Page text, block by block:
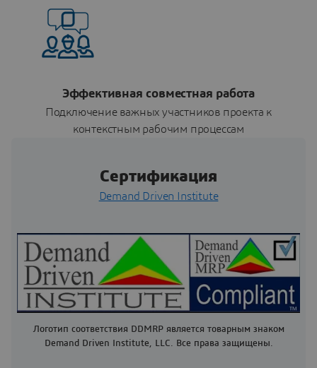
Эффективная совместная работа
Подключение важных участников проекта к
контекстным рабочим процессам
Сертификация
Demand Driven Institute
Логотип соответствия DDMRP является товарным знаком
Demand Driven Institute, LLC. Все права защищены.